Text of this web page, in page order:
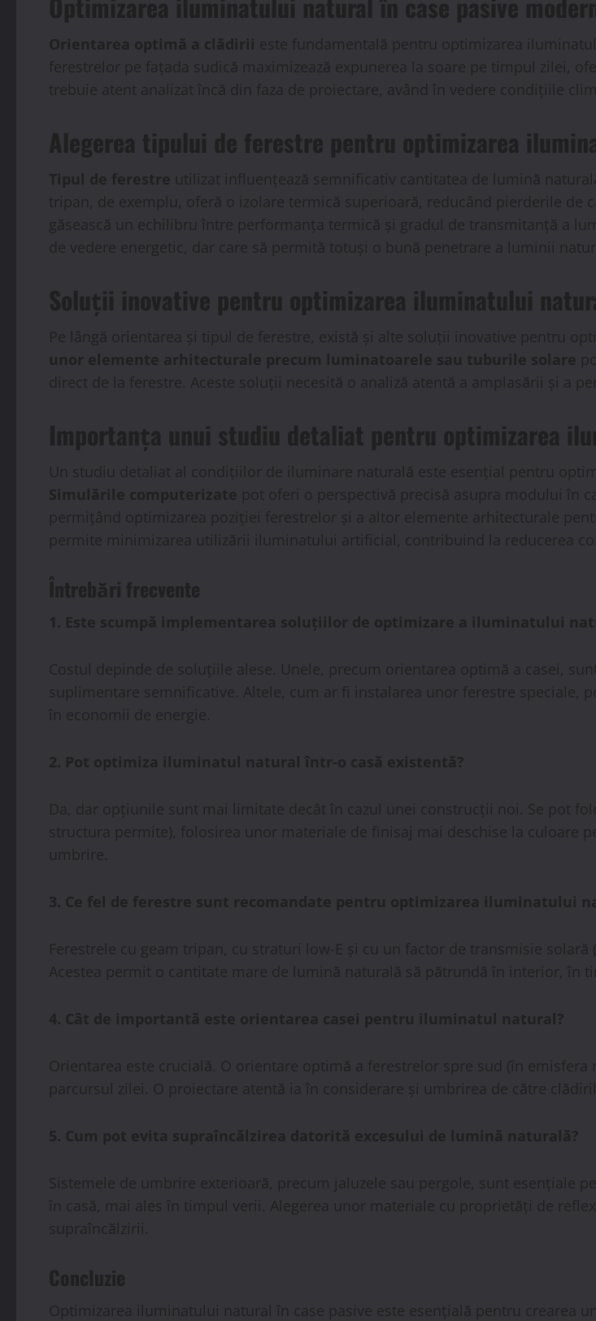
Orientarea optimă a clădirii este fundamentală pentru optimizarea
ferestrelor pe fațada sudică maximizează expunerea la soare pe timpul zilei,
trebuie atent analizat încă din faza de proiectare, având în vedere condițiile
Alegerea tipului de ferestre pentru optimizarea
Tipul de ferestre utilizat influențează semnificativ cantitatea de lumină
tripan, de exemplu, oferă o izolare termică superioară, reducând pierderile
găsească un echilibru între performanța termică și gradul de transmitanță a
de vedere energetic, dar care să permită totuși o bună penetrare a luminii
Soluții inovative pentru optimizarea iluminatului
Pe lângă orientarea și tipul de ferestre, există și alte soluții inovative pentru
unor elemente arhitecturale precum luminatoarele sau tuburile solare
direct de la ferestre. Aceste soluții necesită o analiză atentă a amplasării și a
Importanța unui studiu detaliat pentru optimizarea
Un studiu detaliat al condițiilor de iluminare naturală este esențial pentru
Simulările computerizate pot oferi o perspectivă precisă asupra modului în
permițând optimizarea poziției ferestrelor și a altor elemente arhitecturale
permite minimizarea utilizării iluminatului artificial, contribuind la reducerea
Întrebări frecvente
1. Este scumpă implementarea soluțiilor de optimizare a iluminatului
Costul depinde de soluțiile alese. Unele, precum orientarea optimă a casei,
suplimentare semnificative. Altele, cum ar fi instalarea unor ferestre
în economii de energie.
2. Pot optimiza iluminatul natural într-o casă existentă?
Da, dar opțiunile sunt mai limitate decât în cazul unei construcții noi. Se pot
structura permite), folosirea unor materiale de finisaj mai deschise la culoare
umbrire.
3. Ce fel de ferestre sunt recomandate pentru optimizarea iluminatului
Ferestrele cu geam tripan, cu straturi low-E și cu un factor de transmisie
Acestea permit o cantitate mare de lumină naturală să pătrundă în interior, în
4. Cât de importantă este orientarea casei pentru iluminatul natural?
Orientarea este crucială. O orientare optimă a ferestrelor spre sud (în
parcursul zilei. O proiectare atentă ia în considerare și umbrirea de către
5. Cum pot evita supraîncălzirea datorită excesului de lumină naturală?
Sistemele de umbrire exterioară, precum jaluzele sau pergole, sunt esențiale
în casă, mai ales în timpul verii. Alegerea unor materiale cu proprietăți de
supraîncălzirii.
Concluzie
Optimizarea iluminatului natural în case pasive este esențială pentru crearea